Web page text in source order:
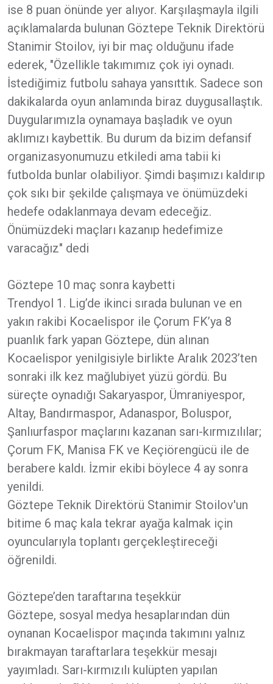
ise 8 puan önünde yer alıyor. Karşılaşmayla ilgili
açıklamalarda bulunan Göztepe Teknik Direktörü
Stanimir Stoilov, iyi bir maç olduğunu ifade
ederek, "Özellikle takımımız çok iyi oynadı.
İstediğimiz futbolu sahaya yansıttık. Sadece son
dakikalarda oyun anlamında biraz duygusallaştık.
Duygularımızla oynamaya başladık ve oyun
aklımızı kaybettik. Bu durum da bizim defansif
organizasyonumuzu etkiledi ama tabii ki
futbolda bunlar olabiliyor. Şimdi başımızı kaldırıp
çok sıkı bir şekilde çalışmaya ve önümüzdeki
hedefe odaklanmaya devam edeceğiz.
Önümüzdeki maçları kazanıp hedefimize
varacağız" dedi
Göztepe 10 maç sonra kaybetti
Trendyol 1. Lig’de ikinci sırada bulunan ve en
yakın rakibi Kocaelispor ile Çorum FK’ya 8
puanlık fark yapan Göztepe, dün alınan
Kocaelispor yenilgisiyle birlikte Aralık 2023’ten
sonraki ilk kez mağlubiyet yüzü gördü. Bu
süreçte oynadığı Sakaryaspor, Ümraniyespor,
Altay, Bandırmaspor, Adanaspor, Boluspor,
Şanlıurfaspor maçlarını kazanan sarı-kırmızılılar;
Çorum FK, Manisa FK ve Keçiörengücü ile de
berabere kaldı. İzmir ekibi böylece 4 ay sonra
yenildi.
Göztepe Teknik Direktörü Stanimir Stoilov'un
bitime 6 maç kala tekrar ayağa kalmak için
oyuncularıyla toplantı gerçekleştireceği
öğrenildi.
Göztepe’den taraftarına teşekkür
Göztepe, sosyal medya hesaplarından dün
oynanan Kocaelispor maçında takımını yalnız
bırakmayan taraftarlara teşekkür mesajı
yayımladı. Sarı-kırmızılı kulüpten yapılan